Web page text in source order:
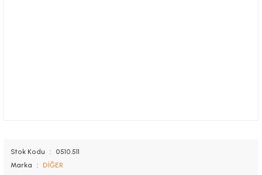
Stok Kodu
0510.511
Marka
DİĞER